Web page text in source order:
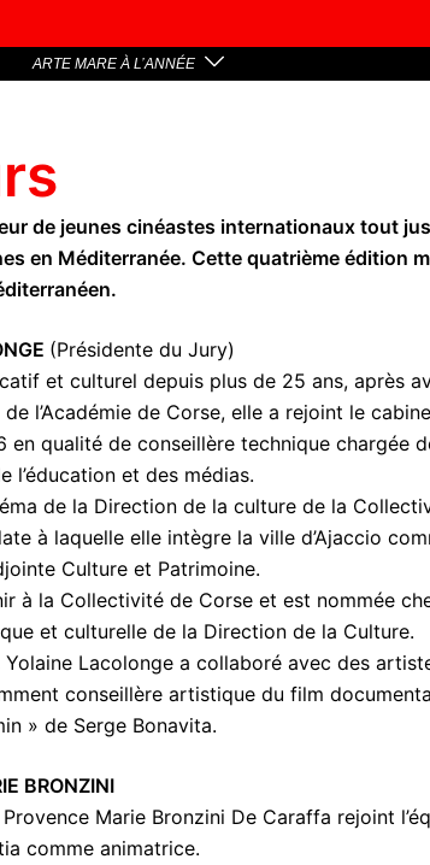
ARTE MARE À L’ANNÉE
de jeunes cinéastes internationaux tout
en Méditerranée. Cette quatrième édition
(Présidente du Jury)
et culturel depuis plus de 25 ans, après
l’Académie de Corse, elle a rejoint le
en qualité de conseillère technique chargée
l’éducation et des médias.
de la Direction de la culture de la
à laquelle elle intègre la ville d’Ajaccio
Culture et Patrimoine.
à la Collectivité de Corse et est nommée
et culturelle de la Direction de la Culture.
Lacolonge a collaboré avec des
conseillère artistique du film
» de Serge Bonavita.
BRONZINI
Marie Bronzini De Caraffa rejoint
comme animatrice.